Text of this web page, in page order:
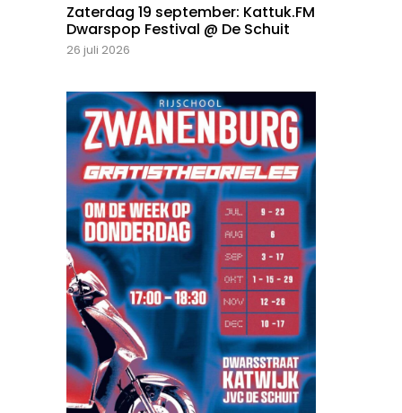
Zaterdag 19 september: Kattuk.FM
Dwarspop Festival @ De Schuit
26 juli 2026